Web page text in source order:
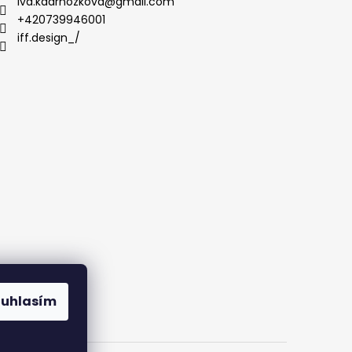
+420739946001
iff.design_/